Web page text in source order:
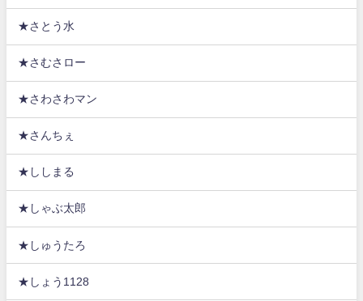
★さとう水
★さむさロー
★さわさわマン
★さんちぇ
★ししまる
★しゃぶ太郎
★しゅうたろ
★しょう1128